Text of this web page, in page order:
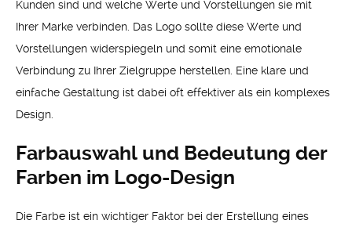
Kunden sind und welche Werte und Vorstellungen sie mit
Ihrer Marke verbinden. Das Logo sollte diese Werte und
Vorstellungen widerspiegeln und somit eine emotionale
Verbindung zu Ihrer Zielgruppe herstellen. Eine klare und
einfache Gestaltung ist dabei oft effektiver als ein komplexes
Design.
Farbauswahl und Bedeutung der
Farben im Logo-Design
Die Farbe ist ein wichtiger Faktor bei der Erstellung eines